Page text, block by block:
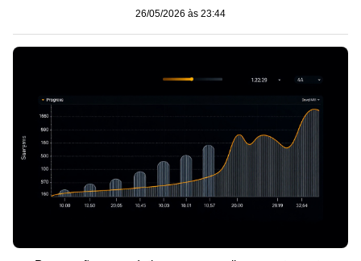
26/05/2026 às 23:44